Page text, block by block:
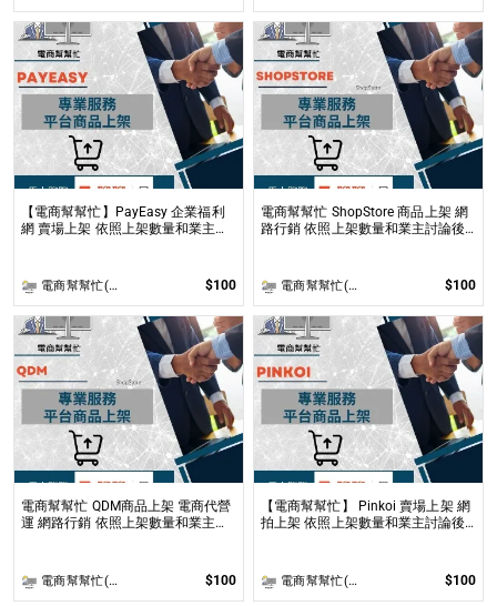
【電商幫幫忙】PayEasy 企業福利
網 賣場上架 依照上架數量和業主討
電商幫幫忙(電商平台代營運/電商上架/運營策略/網路行銷) $100
電商幫幫忙 ShopStore 商品上架 網
路行銷 依照上架數量和業主討論後
電商幫幫忙(電商平台代營運/電商上架/運營策略/網路行銷) $100
電商幫幫忙 QDM商品上架 電商代營
運 網路行銷 依照上架數量和業主討
電商幫幫忙(電商平台代營運/電商上架/運營策略/網路行銷) $100
【電商幫幫忙】 Pinkoi 賣場上架 網
拍上架 依照上架數量和業主討論後
電商幫幫忙(電商平台代營運/電商上架/運營策略/網路行銷) $100